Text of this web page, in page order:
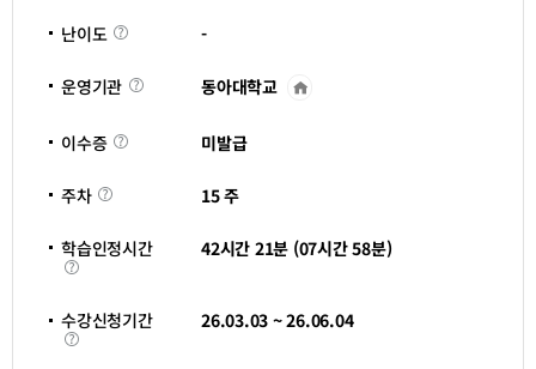
난이도 난
이
-
운영기관 동아대학교
운
열
이수증 이
수
미발급
주차 주
차
15 주
학습인정시간
학
습
정
시
간
42시간 21분 (07시간 58분)
수강신청기간
수
강
26.03.03 ~ 26.06.04